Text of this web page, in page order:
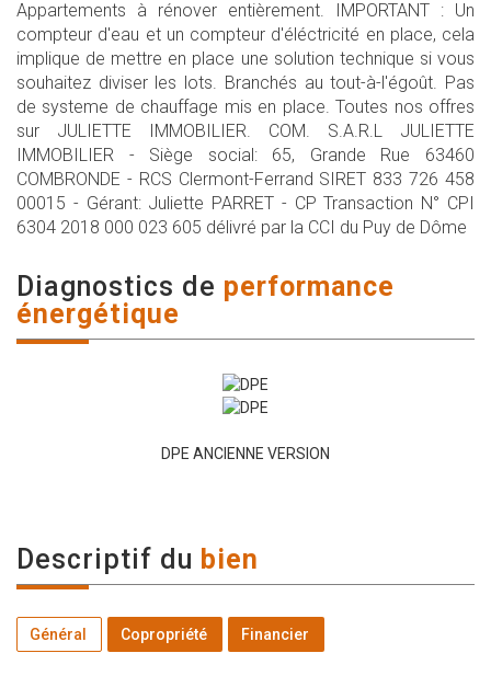
Appartements à rénover entièrement. IMPORTANT : Un
compteur d'eau et un compteur d'éléctricité en place, cela
implique de mettre en place une solution technique si vous
souhaitez diviser les lots. Branchés au tout-à-l'égoût. Pas
de systeme de chauffage mis en place. Toutes nos offres
sur JULIETTE IMMOBILIER. COM. S.A.R.L JULIETTE
IMMOBILIER - Siège social: 65, Grande Rue 63460
COMBRONDE - RCS Clermont-Ferrand SIRET 833 726 458
00015 - Gérant: Juliette PARRET - CP Transaction N° CPI
6304 2018 000 023 605 délivré par la CCI du Puy de Dôme
diagnostics de performance
énergétique
DPE ANCIENNE VERSION
descriptif du bien
Général Copropriété Financier